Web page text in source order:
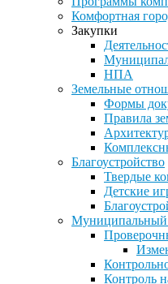
Комфортная
Закупки
НПА
Земельные
Формы
Правила
Благоустройство
Твердые
Детские
Муниципальный
Контроль